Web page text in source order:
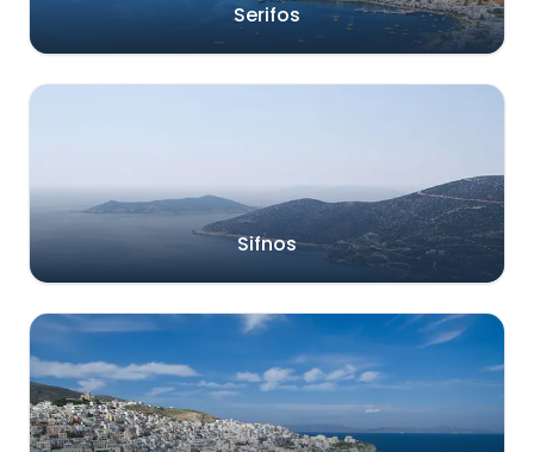
Serifos
Sifnos